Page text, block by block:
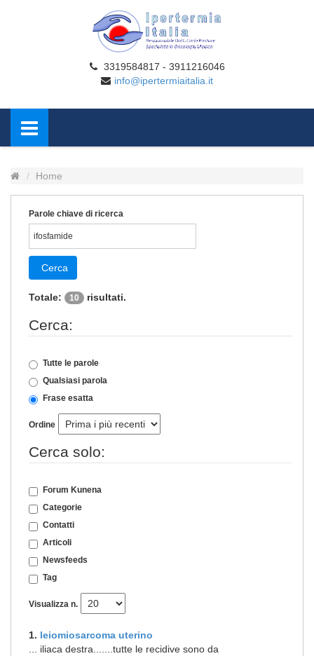
3319584817 - 3911216046
info@ipertermiaitalia.it
Home
Parole chiave di ricerca
Cerca
Totale: 10 risultati.
Cerca:
Tutte le parole
Qualsiasi parola
Frase esatta
Ordine
Cerca solo:
Forum Kunena
Categorie
Contatti
Articoli
Newsfeeds
Tag
Visualizza n.
1. leiomiosarcoma uterino
... iliaca destra.......tutte le recidive sono da